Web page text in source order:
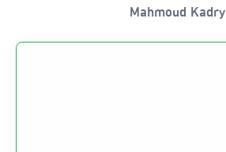
Mahmoud Kadry